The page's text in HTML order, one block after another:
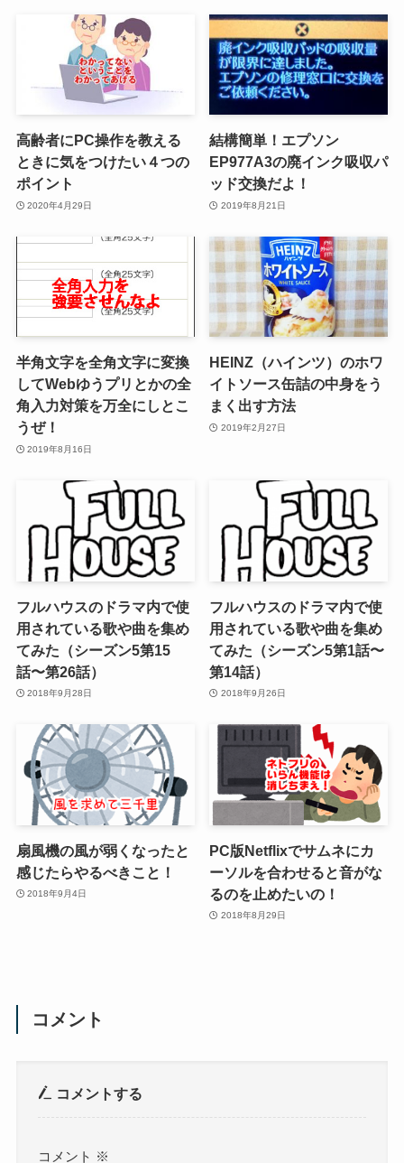
高齢者にPC操作を教える
ときに気をつけたい４つの
ポイント
2020年4月29日
結構簡単！エプソン
EP977A3の廃インク吸収パ
ッド交換だよ！
2019年8月21日
半角文字を全角文字に変換
してWebゆうプリとかの全
角入力対策を万全にしとこ
うぜ！
2019年8月16日
HEINZ（ハインツ）のホワ
イトソース缶詰の中身をう
まく出す方法
2019年2月27日
フルハウスのドラマ内で使
用されている歌や曲を集め
てみた（シーズン5第15
話〜第26話）
2018年9月28日
フルハウスのドラマ内で使
用されている歌や曲を集め
てみた（シーズン5第1話〜
第14話）
2018年9月26日
扇風機の風が弱くなったと
感じたらやるべきこと！
2018年9月4日
PC版Netflixでサムネにカ
ーソルを合わせると音がな
るのを止めたいの！
2018年8月29日
コメント
コメントする
コメント ※